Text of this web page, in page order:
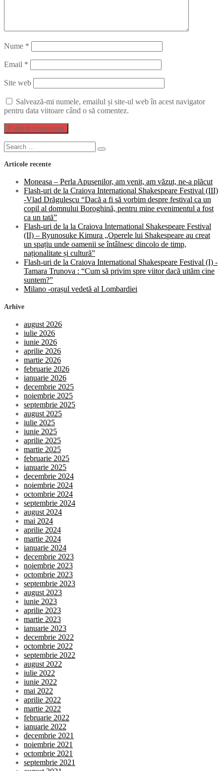
Nume *
Email *
Site web
Salvează-mi numele, emailul și site-ul web în acest navigator
pentru data viitoare când o să comentez.
Search
for:
Search
Articole recente
Moneasa – Perla Apusenilor, am venit, am văzut, ne-a plăcut
Flash-uri de la Craiova International Shakespeare Festival (III)
-Vlad Drăgulescu “Dacă a fi să vorbim despre festival ca un
copil al domnului Boroghină, pentru mine evenimentul a fost
ca un tată”
Flash-uri de la la Craiova International Shakespeare Festival
(II) – Ryunosuke Kimura „Operele lui Shakespeare au creat
un spațiu unde oamenii se întâlnesc dincolo de timp,
naționalitate și cultură”
Flash-uri de la Craiova International Shakespeare Festival (I) -
Tamara Trunova : “Cum să privim spre viitor dacă uităm cine
suntem?”
Milano -orașul vedetă al Lombardiei
Arhive
august 2026
iulie 2026
iunie 2026
aprilie 2026
martie 2026
februarie 2026
ianuarie 2026
decembrie 2025
noiembrie 2025
septembrie 2025
august 2025
iulie 2025
iunie 2025
aprilie 2025
martie 2025
februarie 2025
ianuarie 2025
decembrie 2024
noiembrie 2024
octombrie 2024
septembrie 2024
august 2024
mai 2024
aprilie 2024
martie 2024
ianuarie 2024
decembrie 2023
noiembrie 2023
octombrie 2023
septembrie 2023
august 2023
iunie 2023
aprilie 2023
martie 2023
ianuarie 2023
decembrie 2022
octombrie 2022
septembrie 2022
august 2022
iulie 2022
iunie 2022
mai 2022
aprilie 2022
martie 2022
februarie 2022
ianuarie 2022
decembrie 2021
noiembrie 2021
octombrie 2021
septembrie 2021